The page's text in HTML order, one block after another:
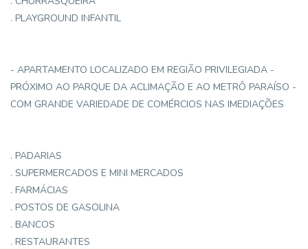
. PLAYGROUND INFANTIL
- APARTAMENTO LOCALIZADO EM REGIÃO PRIVILEGIADA -
PRÓXIMO AO PARQUE DA ACLIMAÇÃO E AO METRÔ PARAÍSO -
COM GRANDE VARIEDADE DE COMÉRCIOS NAS IMEDIAÇÕES
. PADARIAS
. SUPERMERCADOS E MINI MERCADOS
. FARMÁCIAS
. POSTOS DE GASOLINA
. BANCOS
. RESTAURANTES